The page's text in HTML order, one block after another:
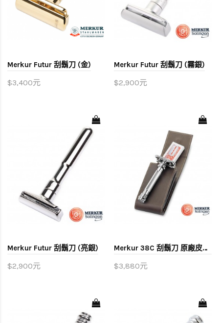
Merkur Futur 刮鬍刀 (金)
$3,400元
Merkur Futur 刮鬍刀 (霧銀)
$2,900元
Merkur Futur 刮鬍刀 (亮銀)
$2,900元
Merkur 38C 刮鬍刀 原廠皮套組
$3,880元